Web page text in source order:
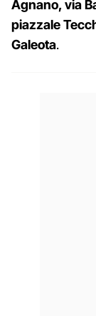
Agnano, via
piazzale
Galeota.